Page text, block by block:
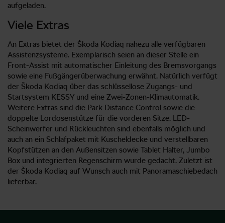
aufgeladen.
Viele Extras
An Extras bietet der Škoda Kodiaq nahezu alle verfügbaren
Assistenzsysteme. Exemplarisch seien an dieser Stelle ein
Front-Assist mit automatischer Einleitung des Bremsvorgangs
sowie eine Fußgängerüberwachung erwähnt. Natürlich verfügt
der Škoda Kodiaq über das schlüssellose Zugangs- und
Startsystem KESSY und eine Zwei-Zonen-Klimautomatik.
Weitere Extras sind die Park Distance Control sowie die
doppelte Lordosenstütze für die vorderen Sitze. LED-
Scheinwerfer und Rückleuchten sind ebenfalls möglich und
auch an ein Schlafpaket mit Kuscheldecke und verstellbaren
Kopfstützen an den Außensitzen sowie Tablet Halter, Jumbo
Box und integrierten Regenschirm wurde gedacht. Zuletzt ist
der Škoda Kodiaq auf Wunsch auch mit Panoramaschiebedach
lieferbar.